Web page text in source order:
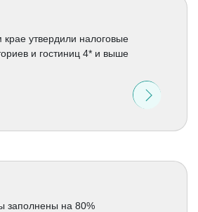
утвердили налоговые
и гостиниц 4* и выше
заполнены на 80%